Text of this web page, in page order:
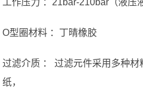
工作压力 ：21bar-210bar（液压
O型圈材料 ：丁晴橡胶
过滤介质 ： 过滤元件采用多种
纸，